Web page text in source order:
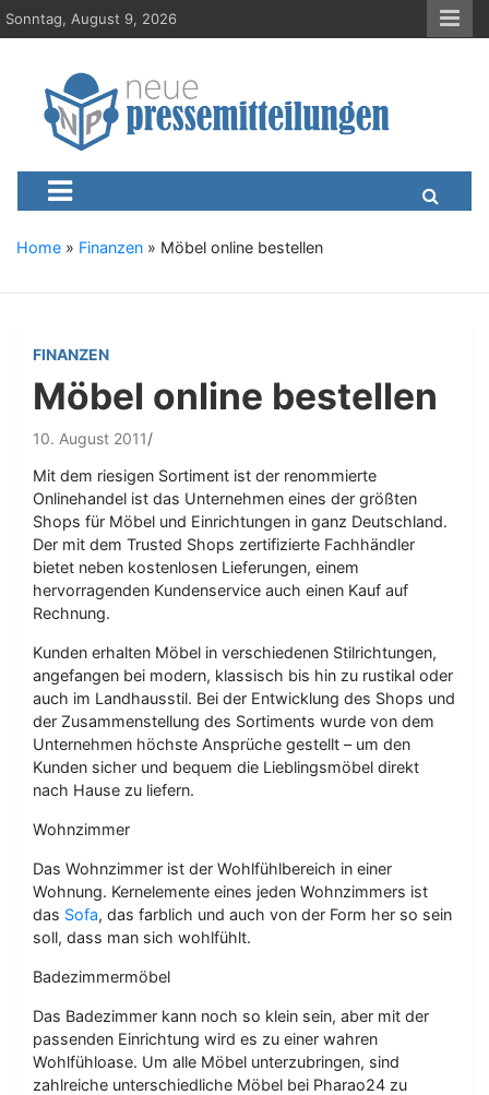
S
k
Sonntag, August 9, 2026
Neue-
Presseportal, Nachrichten, News, Meldungen, Wirtschaft
Home » Finanzen » Möbel online bestellen
FINANZEN
Möbel online bestellen
10. August 2011
Mit dem riesigen Sortiment ist der renommierte
Onlinehandel ist das Unternehmen eines der größten
Shops für Möbel und Einrichtungen in ganz Deutschland.
Der mit dem Trusted Shops zertifizierte Fachhändler
bietet neben kostenlosen Lieferungen, einem
hervorragenden Kundenservice auch einen Kauf auf
Rechnung.
Kunden erhalten Möbel in verschiedenen Stilrichtungen,
angefangen bei modern, klassisch bis hin zu rustikal oder
auch im Landhausstil. Bei der Entwicklung des Shops und
der Zusammenstellung des Sortiments wurde von dem
Unternehmen höchste Ansprüche gestellt – um den
Kunden sicher und bequem die Lieblingsmöbel direkt
nach Hause zu liefern.
Wohnzimmer
Das Wohnzimmer ist der Wohlfühlbereich in einer
Wohnung. Kernelemente eines jeden Wohnzimmers ist
das Sofa, das farblich und auch von der Form her so sein
soll, dass man sich wohlfühlt.
Badezimmermöbel
Das Badezimmer kann noch so klein sein, aber mit der
passenden Einrichtung wird es zu einer wahren
Wohlfühloase. Um alle Möbel unterzubringen, sind
zahlreiche unterschiedliche Möbel bei Pharao24 zu